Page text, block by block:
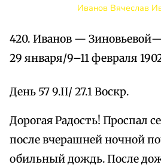
Иванов Вячеслав
420. Иванов —
29 января/9–11 февраля
День 57 9.II/ 27.1 Воскр.
Дорогая Радость! Проспал
после вчерашней ночной
обильный дождь. После